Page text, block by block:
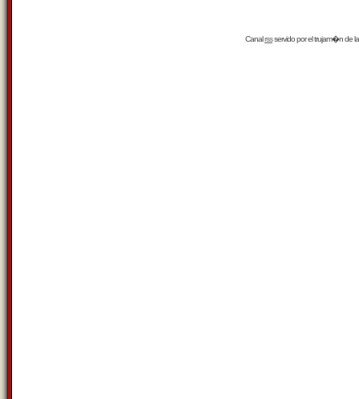
Canalrssservido por eltrujam�nde